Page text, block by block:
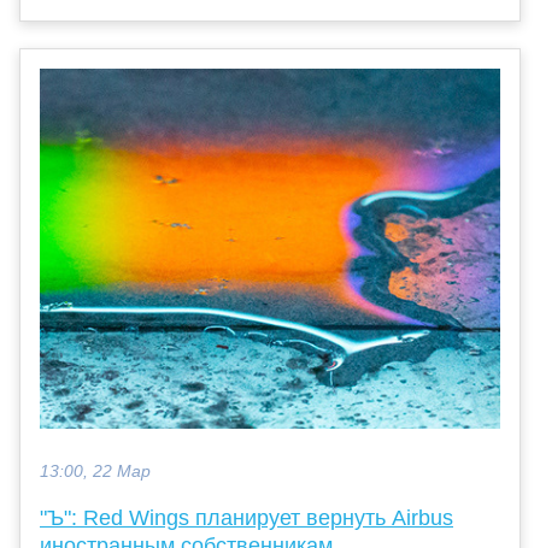
13:00, 22 Мар
"Ъ": Red Wings планирует вернуть Airbus